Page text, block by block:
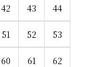
42 43 44
51 52 53
60 61 62